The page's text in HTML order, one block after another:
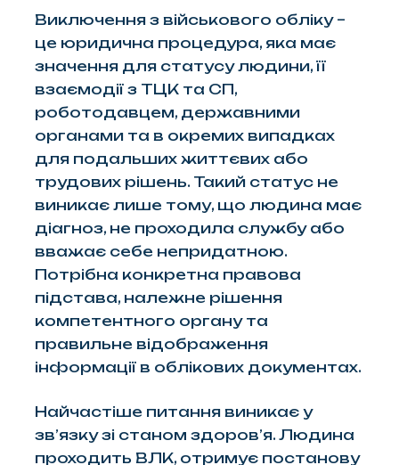
Виключення з військового обліку –
це юридична процедура, яка має
значення для статусу людини, її
взаємодії з ТЦК та СП,
роботодавцем, державними
органами та в окремих випадках
для подальших життєвих або
трудових рішень. Такий статус не
виникає лише тому, що людина має
діагноз, не проходила службу або
вважає себе непридатною.
Потрібна конкретна правова
підстава, належне рішення
компетентного органу та
правильне відображення
інформації в облікових документах.
Найчастіше питання виникає у
зв’язку зі станом здоров’я. Людина
проходить ВЛК, отримує постанову